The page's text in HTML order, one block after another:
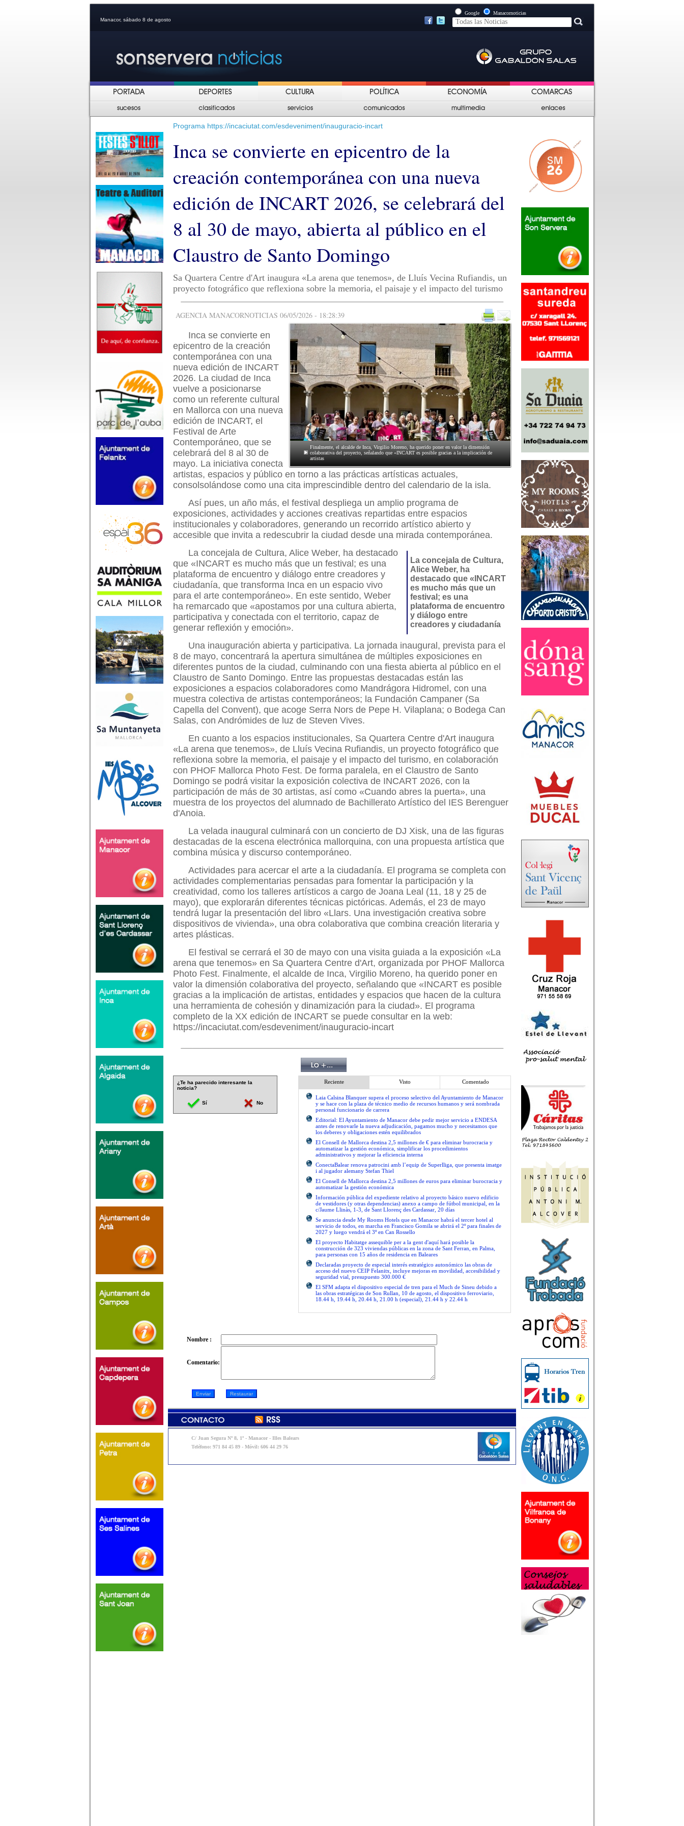
Manacor, sábado 8 de agosto
Google Manacornoticias
Programa https://incaciutat.com/esdeveniment/inauguracio-incart
Inca se convierte en epicentro de la
creación contemporánea con una nueva
edición de INCART 2026, se celebrará del
8 al 30 de mayo, abierta al público en el
Claustro de Santo Domingo
Sa Quartera Centre d'Art inaugura «La arena que tenemos», de Lluís Vecina Rufiandis, un
proyecto fotográfico que reflexiona sobre la memoria, el paisaje y el impacto del turismo
AGENCIA MANACORNOTICIAS 06/05/2026 - 18:28:39
Finalmente, el alcalde de Inca, Virgilio Moreno, ha querido poner en valor la dimensión
colaborativa del proyecto, señalando que «INCART es posible gracias a la implicación de
artistas
Inca se convierte en
epicentro de la creación
contemporánea con una
nueva edición de INCART
2026. La ciudad de Inca
vuelve a posicionarse
como un referente cultural
en Mallorca con una nueva
edición de INCART, el
Festival de Arte
Contemporáneo, que se
celebrará del 8 al 30 de
mayo. La iniciativa conecta
artistas, espacios y público en torno a las prácticas artísticas actuales,
consolsolándose como una cita imprescindible dentro del calendario de la isla.
Así pues, un año más, el festival despliega un amplio programa de
exposiciones, actividades y acciones creativas repartidas entre espacios
institucionales y colaboradores, generando un recorrido artístico abierto y
accesible que invita a redescubrir la ciudad desde una mirada contemporánea.
La concejala de Cultura,
Alice Weber, ha
destacado que «INCART
es mucho más que un
festival; es una
plataforma de encuentro
y diálogo entre
creadores y ciudadanía
La concejala de Cultura, Alice Weber, ha destacado
que «INCART es mucho más que un festival; es una
plataforma de encuentro y diálogo entre creadores y
ciudadanía, que transforma Inca en un espacio vivo
para el arte contemporáneo». En este sentido, Weber
ha remarcado que «apostamos por una cultura abierta,
participativa y conectada con el territorio, capaz de
generar reflexión y emoción».
Una inauguración abierta y participativa. La jornada inaugural, prevista para el
8 de mayo, concentrará la apertura simultánea de múltiples exposiciones en
diferentes puntos de la ciudad, culminando con una fiesta abierta al público en el
Claustro de Santo Domingo. Entre las propuestas destacadas están las
exposiciones a espacios colaboradores como Mandrágora Hidromel, con una
muestra colectiva de artistas contemporáneos; la Fundación Campaner (Sa
Capella del Convent), que acoge Serra Nors de Pepe H. Vilaplana; o Bodega Can
Salas, con Andrómides de luz de Steven Vives.
En cuanto a los espacios institucionales, Sa Quartera Centre d'Art inaugura
«La arena que tenemos», de Lluís Vecina Rufiandis, un proyecto fotográfico que
reflexiona sobre la memoria, el paisaje y el impacto del turismo, en colaboración
con PHOF Mallorca Photo Fest. De forma paralela, en el Claustro de Santo
Domingo se podrá visitar la exposición colectiva de INCART 2026, con la
participación de más de 30 artistas, así como «Cuando abres la puerta», una
muestra de los proyectos del alumnado de Bachillerato Artístico del IES Berenguer
d'Anoia.
La velada inaugural culminará con un concierto de DJ Xisk, una de las figuras
destacadas de la escena electrónica mallorquina, con una propuesta artística que
combina música y discurso contemporáneo.
Actividades para acercar el arte a la ciudadanía. El programa se completa con
actividades complementarias pensadas para fomentar la participación y la
creatividad, como los talleres artísticos a cargo de Joana Leal (11, 18 y 25 de
mayo), que explorarán diferentes técnicas pictóricas. Además, el 23 de mayo
tendrá lugar la presentación del libro «Llars. Una investigación creativa sobre
dispositivos de vivienda», una obra colaborativa que combina creación literaria y
artes plásticas.
El festival se cerrará el 30 de mayo con una visita guiada a la exposición «La
arena que tenemos» en Sa Quartera Centre d'Art, organizada por PHOF Mallorca
Photo Fest. Finalmente, el alcalde de Inca, Virgilio Moreno, ha querido poner en
valor la dimensión colaborativa del proyecto, señalando que «INCART es posible
gracias a la implicación de artistas, entidades y espacios que hacen de la cultura
una herramienta de cohesión y dinamización para la ciudad». El programa
completo de la XX edición de INCART se puede consultar en la web:
https://incaciutat.com/esdeveniment/inauguracio-incart
¿Te ha parecido interesante la
noticia?
Sí No
Reciente Visto Comentado
Laia Calsina Blanquer supera el proceso selectivo del Ayuntamiento de Manacor
y se hace con la plaza de técnico medio de recursos humanos y será nombrada
personal funcionario de carrera
Editorial: El Ayuntamiento de Manacor debe pedir mejor servicio a ENDESA
antes de renovarle la nueva adjudicación, pagamos mucho y necesitamos que
los deberes y obligaciones estén equilibrados
El Consell de Mallorca destina 2,5 millones de € para eliminar burocracia y
automatizar la gestión económica, simplificar los procedimientos
administrativos y mejorar la eficiencia interna
ConectaBalear renova patrocini amb l’equip de Superlliga, que presenta imatge
i al jugador alemany Stefan Thiel
El Consell de Mallorca destina 2,5 millones de euros para eliminar burocracia y
automatizar la gestión económica
Información pública del expediente relativo al proyecto básico nuevo edificio
de vestidores (y otras dependencias) anexo a campo de fútbol municipal, en la
c/Jaume Llinàs, 1-3, de Sant Llorenç des Cardassar, 20 días
Se anuncia desde My Rooms Hotels que en Manacor habrá el tercer hotel al
servicio de todos, en marcha en Francisco Gomila se abrirá el 2º para finales de
2027 y luego vendrá el 3º en Can Rossello
El proyecto Habitatge assequible per a la gent d'aquí hará posible la
construcción de 323 viviendas públicas en la zona de Sant Ferran, en Palma,
para personas con 15 años de residencia en Baleares
Declaradas proyecto de especial interés estratégico autonómico las obras de
acceso del nuevo CEIP Felanitx, incluye mejoras en movilidad, accesibilidad y
seguridad vial, presupuesto 300.000 €
El SFM adapta el dispositivo especial de tren para el Much de Sineu debido a
las obras estratégicas de Son Rullan, 10 de agosto, el dispositivo ferroviario,
18.44 h, 19.44 h, 20.44 h, 21.00 h (especial), 21.44 h y 22.44 h
Nombre :
Comentario:
C/ Juan Segura Nº 8, 1º - Manacor - Illes Balears
Teléfono: 971 84 45 89 - Móvil: 606 44 29 76